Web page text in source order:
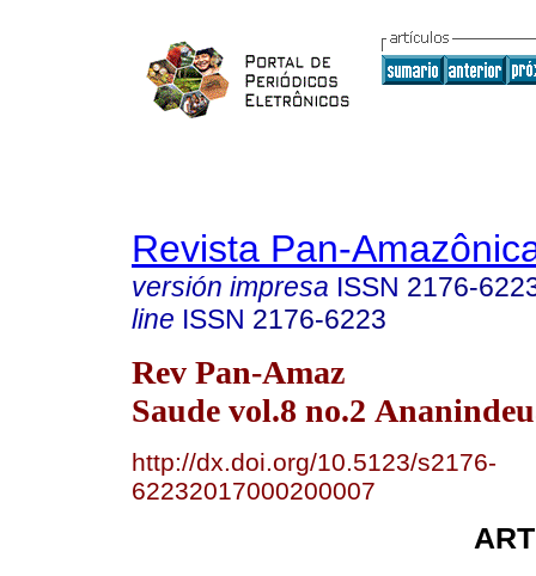
Revista Pan-
versión impresa ISSN 2176-
line ISSN 2176-6223
Rev Pan-Amaz
Saude vol.8 no.2
http://dx.doi.org/10.5123/s2176-
62232017000200007